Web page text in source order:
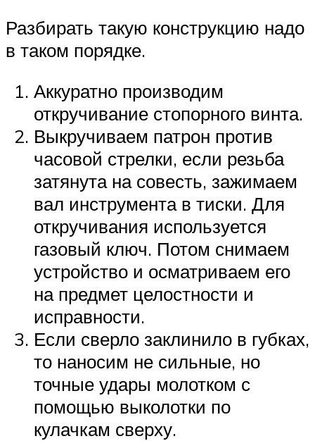
Разбирать такую конструкцию надо
в таком порядке.
Аккуратно производим
откручивание стопорного винта.
Выкручиваем патрон против
часовой стрелки, если резьба
затянута на совесть, зажимаем
вал инструмента в тиски. Для
откручивания используется
газовый ключ. Потом снимаем
устройство и осматриваем его
на предмет целостности и
исправности.
Если сверло заклинило в губках,
то наносим не сильные, но
точные удары молотком с
помощью выколотки по
кулачкам сверху.